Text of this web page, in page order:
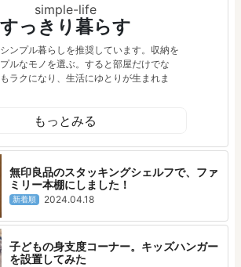
simple-life
すっきり暮らす
ンプル暮らしを推奨しています。収納を
ルなモノを選ぶ。すると部屋だけでな
ラクになり、生活にゆとりが生まれま
もっとみる
無印良品のスタッキングシェルフで、ファ
ミリー本棚にしました！
新着順 2024.04.18
子どもの身支度コーナー。キッズハンガー
を設置してみた